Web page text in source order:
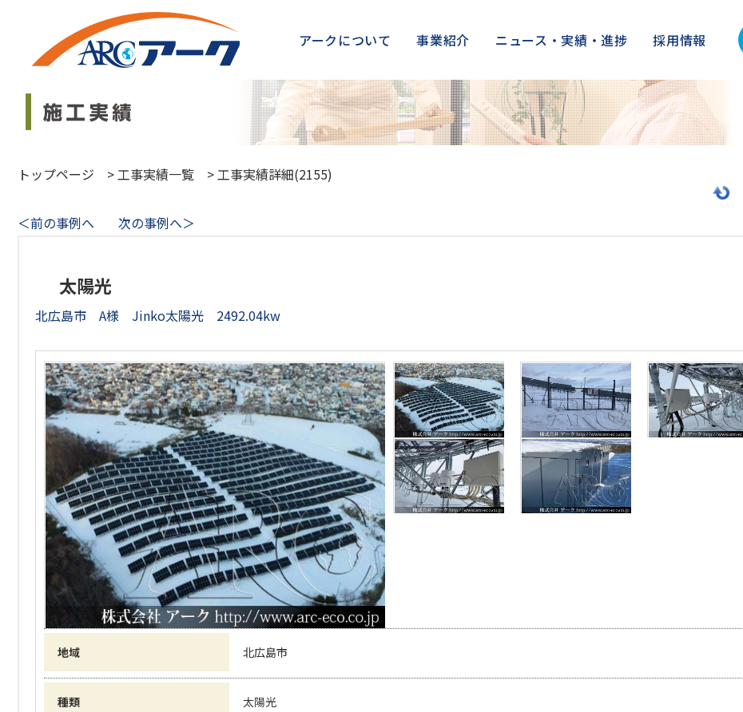
アークについて 事業紹介 ニュース・実績・進捗 採用情報
トップページ >工事実績一覧 >工事実績詳細(2155)
＜前の事例へ
次の事例へ＞
太陽光
北広島市 A様 Jinko太陽光 2492.04kw
地域 北広島市
種類 太陽光